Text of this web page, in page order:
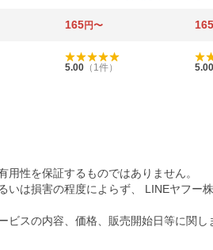
シ
165円〜 165
5.00 （ 1件） 5.00
性を保証するものではありません。
は損害の程度によらず、 LINEヤフー
スの内容、価格、販売開始日等に関し